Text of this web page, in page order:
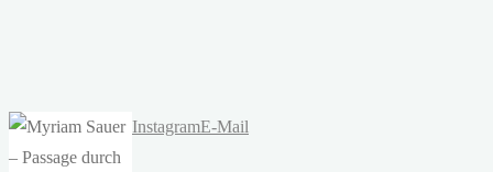
InstagramE-Mail